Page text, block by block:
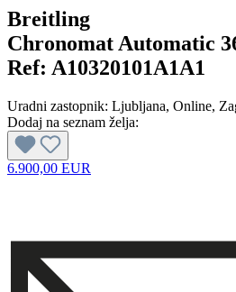
Breitling
Chronomat Automatic
Ref: A10320101A1A1
Uradni zastopnik: Ljubljana, Online,
Dodaj na seznam želja:
6.900,00 EUR